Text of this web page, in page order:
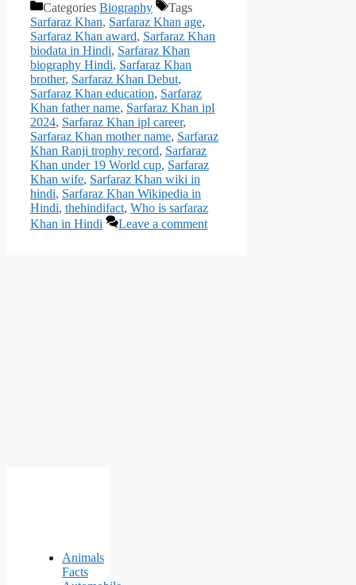
Categories Biography
Tags
Sarfaraz Khan, Sarfaraz Khan age,
Sarfaraz Khan award, Sarfaraz Khan
biodata in Hindi, Sarfaraz Khan
biography Hindi, Sarfaraz Khan
brother, Sarfaraz Khan Debut,
Sarfaraz Khan education, Sarfaraz
Khan father name, Sarfaraz Khan ipl
2024, Sarfaraz Khan ipl career,
Sarfaraz Khan mother name, Sarfaraz
Khan Ranji trophy record, Sarfaraz
Khan under 19 World cup, Sarfaraz
Khan wife, Sarfaraz Khan wiki in
hindi, Sarfaraz Khan Wikipedia in
Hindi, thehindifact, Who is sarfaraz
Khan in Hindi
Leave a comment
Animals
Facts